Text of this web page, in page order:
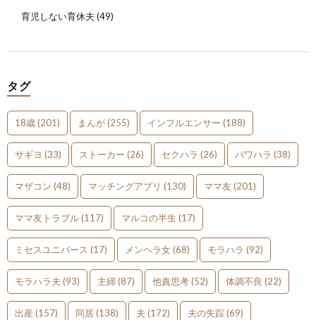
育児しない育休夫 (49)
タグ
18歳(201) まんが(255) インフルエンサー (188)
サギヨ (33) ストーカー (26) セクハラ (26) パワハラ (38)
マザコン (48) マッチングアプリ (130) ママ友(201)
ママ友トラブル(117) マルコの半生 (17)
ミセスユニバース (17) メンヘラ女(68) モラハラ (92)
モラハラ夫 (93) 主婦(87) 他責思考(52) 体調不良 (22)
出産 (157) 同居(138) 夫 (172) 夫の失踪(69)